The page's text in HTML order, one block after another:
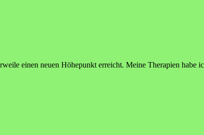
einen neuen Höhepunkt erreicht. Meine Therapien habe